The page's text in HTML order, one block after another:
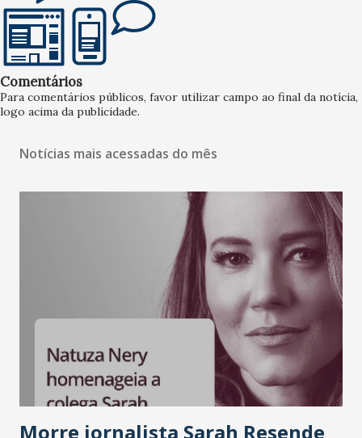
Comentários
Para comentários públicos, favor utilizar campo ao final da notícia,
logo acima da publicidade.
Notícias mais acessadas do mês
Morre jornalista Sarah Resende